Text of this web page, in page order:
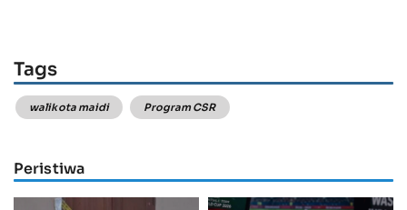
Tags
walikota maidi Program CSR
Peristiwa